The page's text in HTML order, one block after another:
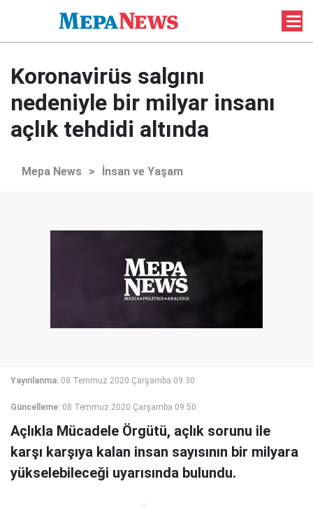
Koronavirüs salgını
nedeniyle bir milyar insanı
açlık tehdidi altında
Mepa News > İnsan ve Yaşam
Yayınlanma: 08 Temmuz 2020 Çarşamba 09:30
Güncelleme: 08 Temmuz 2020 Çarşamba 09:50
Açlıkla Mücadele Örgütü, açlık sorunu ile
karşı karşıya kalan insan sayısının bir milyara
yükselebileceği uyarısında bulundu.